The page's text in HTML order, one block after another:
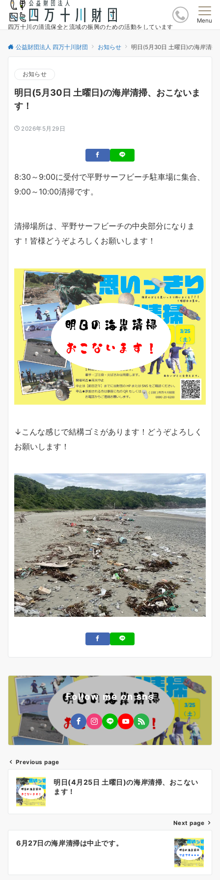
四万十川の清流保全と流域の振興のための活動をしています
Menu
公益財団法人 四万十川財団 お知らせ 明日(5月30日 土曜日)の海岸清掃
お知らせ
明日(5月30日 土曜日)の海岸清掃、おこないま
す！
2026年5月29日
8:30～9:00に受付で平野サーフビーチ駐車場に集合、
9:00～10:00清掃です。
清掃場所は、平野サーフビーチの中央部分になりま
す！皆様どうぞよろしくお願いします！
↓こんな感じで結構ゴミがあります！どうぞよろしく
お願いします！
Follow me on sns
投
稿
ナ
ビ
シ
ン
Previous page
明日(4月25日 土曜日)の海岸清掃、おこない
ます！
Next page
6月27日の海岸清掃は中止です。